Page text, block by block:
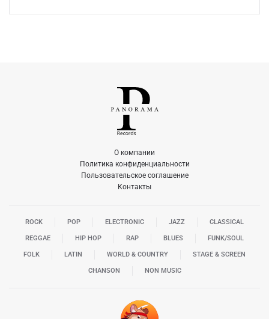
О компании
Политика конфиденциальности
Пользовательское соглашение
Контакты
ROCK POP ELECTRONIC JAZZ CLASSICAL
REGGAE HIP HOP RAP BLUES FUNK/SOUL
FOLK LATIN WORLD & COUNTRY STAGE & SCREEN
CHANSON NON MUSIC